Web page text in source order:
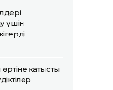
үшін
қатысты